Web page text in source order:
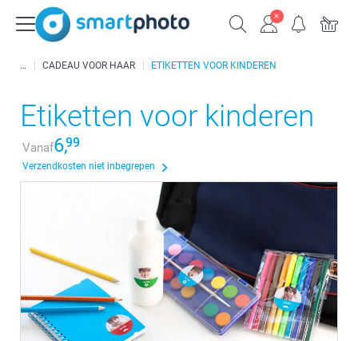
CADEAU VOOR HAAR ETIKETTEN VOOR KINDEREN
Etiketten voor kinderen
Vanaf6,99
Verzendkosten niet inbegrepen